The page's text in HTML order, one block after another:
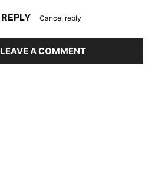
Cancel reply
A COMMENT